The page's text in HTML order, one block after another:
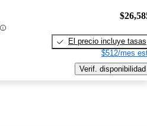
El precio incluye tasas
$512/mes
Verif. disponibilidad